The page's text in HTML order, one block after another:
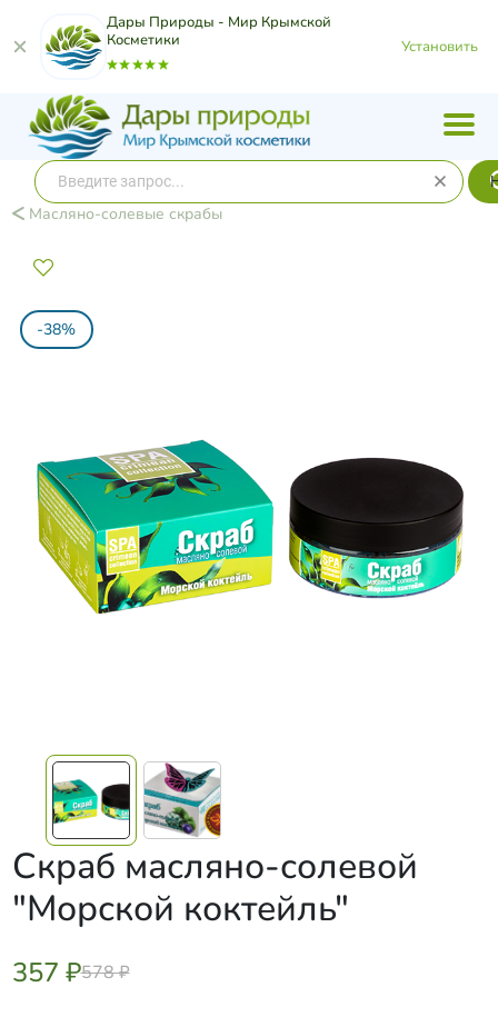
Дары Природы - Мир Крымской
Косметики
Установить
Масляно-солевые скрабы
-38%
Скраб масляно-солевой
"Морской коктейль"
357 ₽578 ₽